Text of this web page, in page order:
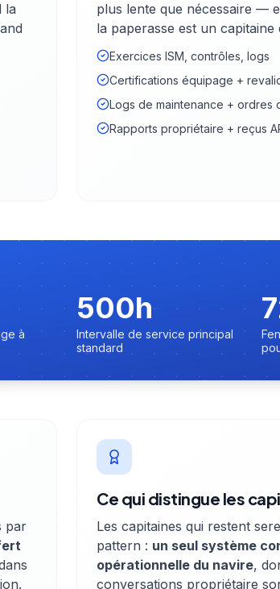
la
plus lente que nécessaire —
la paperasse est un capitaine
Exercices ISM, contrôles, logs
Certifications équipage +
Logs de maintenance + ordres
Rapports propriétaire + reçus
à
500h
Intervalle de service principal
standard
par
Ce qui distingue les
Les capitaines qui restent
pattern : un seul système
opérationnelle du navire,
conversations propriétaire